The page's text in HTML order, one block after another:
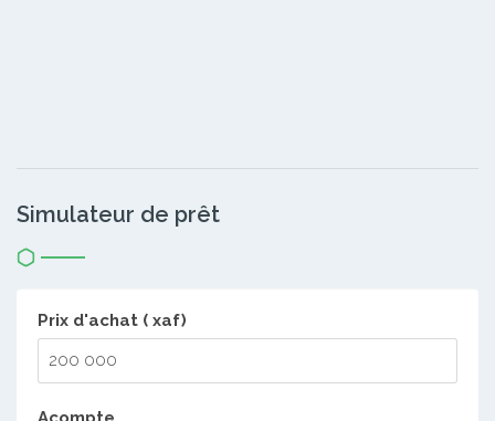
Simulateur de prêt
Prix d'achat ( xaf)